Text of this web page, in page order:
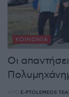
ΚΟΙΝΩΝΊΑ
Οι
ΑΠΌ E-PTOLEMEOS